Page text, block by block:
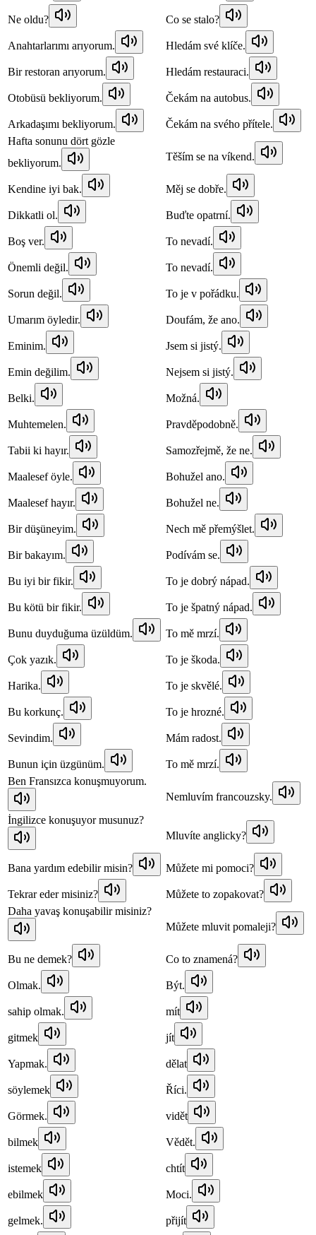
Ne oldu? Co se stalo?
Anahtarlarımı arıyorum. Hledám své klíče.
Bir restoran arıyorum. Hledám restauraci.
Otobüsü bekliyorum. Čekám na autobus.
Arkadaşımı bekliyorum.
Čekám na svého přítele.
Hafta sonunu dört gözle
bekliyorum.
Těším se na víkend.
Kendine iyi bak. Měj se dobře.
Dikkatli ol. Buďte opatrní.
Boş ver. To nevadí.
Önemli değil. To nevadí.
Sorun değil. To je v pořádku.
Umarım öyledir. Doufám, že ano.
Eminim. Jsem si jistý.
Emin değilim. Nejsem si jistý.
Belki. Možná.
Muhtemelen. Pravděpodobně.
Tabii ki hayır. Samozřejmě, že ne.
Maalesef öyle. Bohužel ano.
Maalesef hayır. Bohužel ne.
Bir düşüneyim. Nech mě přemýšlet.
Bir bakayım. Podívám se.
Bu iyi bir fikir. To je dobrý nápad.
Bu kötü bir fikir. To je špatný nápad.
Bunu duyduğuma üzüldüm. To mě mrzí.
Çok yazık. To je škoda.
Harika. To je skvělé.
Bu korkunç. To je hrozné.
Sevindim. Mám radost.
Bunun için üzgünüm.
To mě mrzí.
Ben Fransızca konuşmuyorum.
Nemluvím francouzsky.
İngilizce konuşuyor musunuz?
Mluvíte anglicky?
Bana yardım edebilir misin? Můžete mi pomoci?
Tekrar eder misiniz?
Můžete to zopakovat?
Daha yavaş konuşabilir misiniz?
Můžete mluvit pomaleji?
Bu ne demek? Co to znamená?
Olmak. Být.
sahip olmak. mít
gitmek jít
Yapmak. dělat
söylemek Říci.
Görmek. vidět
bilmek Vědět.
istemek chtít
ebilmek Moci.
gelmek. přijít